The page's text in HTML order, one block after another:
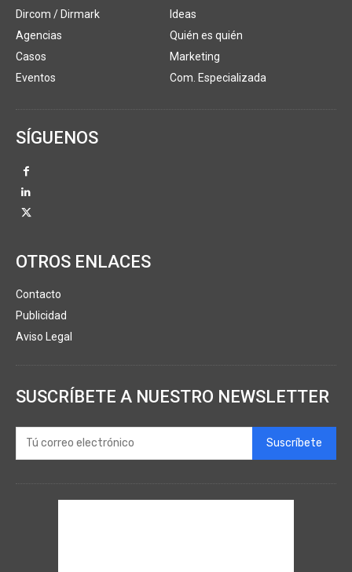
Dircom / Dirmark
Agencias
Casos
Eventos
Ideas
Quién es quién
Marketing
Com. Especializada
SÍGUENOS
OTROS ENLACES
Contacto
Publicidad
Aviso Legal
SUSCRÍBETE A NUESTRO NEWSLETTER
Suscríbete